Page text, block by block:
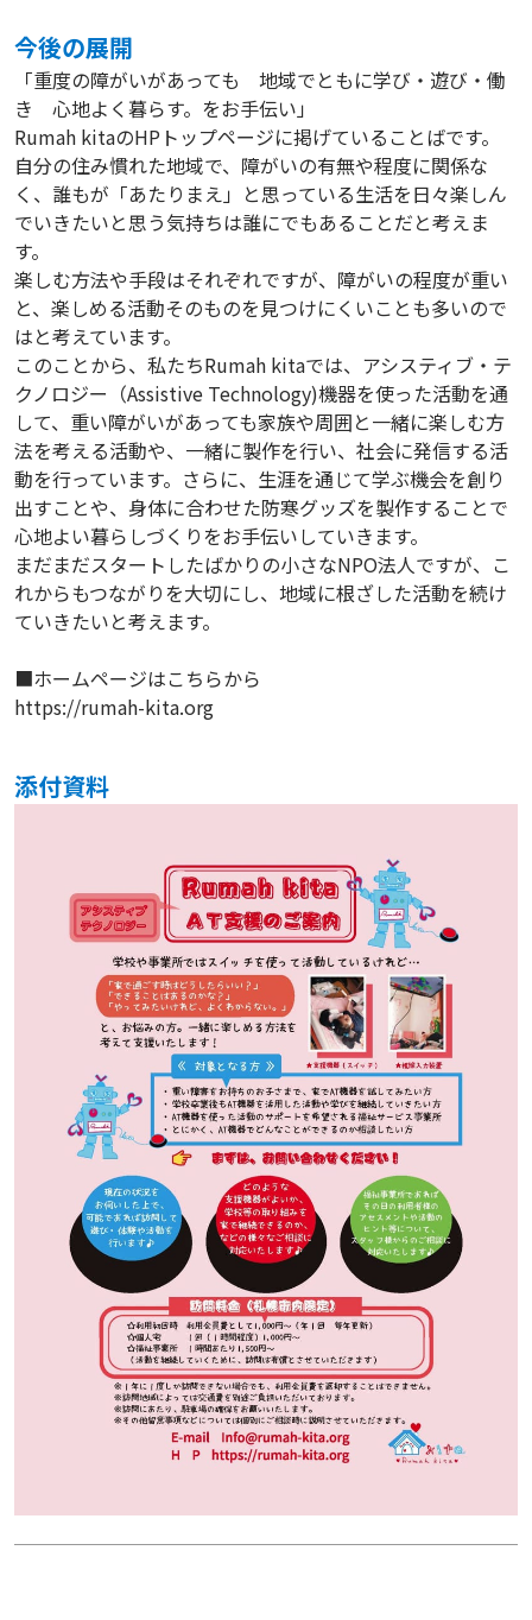
今後の展開
「重度の障がいがあっても 地域でともに学び・遊び・働
き 心地よく暮らす。をお手伝い」
Rumah kitaのHPトップページに掲げていることばです。
自分の住み慣れた地域で、障がいの有無や程度に関係な
く、誰もが「あたりまえ」と思っている生活を日々楽しん
でいきたいと思う気持ちは誰にでもあることだと考えま
す。
楽しむ方法や手段はそれぞれですが、障がいの程度が重い
と、楽しめる活動そのものを見つけにくいことも多いので
はと考えています。
このことから、私たちRumah kitaでは、アシスティブ・テ
クノロジー（Assistive Technology)機器を使った活動を通
して、重い障がいがあっても家族や周囲と一緒に楽しむ方
法を考える活動や、一緒に製作を行い、社会に発信する活
動を行っています。さらに、生涯を通じて学ぶ機会を創り
出すことや、身体に合わせた防寒グッズを製作することで
心地よい暮らしづくりをお手伝いしていきます。
まだまだスタートしたばかりの小さなNPO法人ですが、こ
れからもつながりを大切にし、地域に根ざした活動を続け
ていきたいと考えます。
■ホームページはこちらから
https://rumah-kita.org
添付資料